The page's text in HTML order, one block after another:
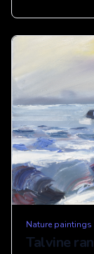
Nature paintings
Talvine